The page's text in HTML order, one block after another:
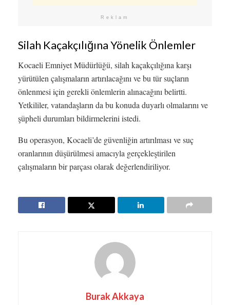
Reklam
Silah Kaçakçılığına Yönelik Önlemler
Kocaeli Emniyet Müdürlüğü, silah kaçakçılığına karşı
yürütülen çalışmaların artırılacağını ve bu tür suçların
önlenmesi için gerekli önlemlerin alınacağını belirtti.
Yetkililer, vatandaşların da bu konuda duyarlı olmalarını ve
şüpheli durumları bildirmelerini istedi.
Bu operasyon, Kocaeli’de güvenliğin artırılması ve suç
oranlarının düşürülmesi amacıyla gerçekleştirilen
çalışmaların bir parçası olarak değerlendiriliyor.
Burak Akkaya